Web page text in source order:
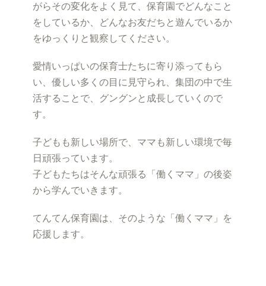
がらその変化をよく見て、保育園でどんなこと
をしているか、どんなお友だちと遊んでいるか
をゆっくりと観察してください。
愛情いっぱいの保育士たちに寄り添ってもら
い、優しい多くの目に見守られ、集団の中で生
活することで、グングンと成長していくので
す。
子どもも新しい場所で、ママも新しい環境で毎
日頑張っています。
子どもたちはそんな頑張る「働くママ」の後姿
から学んでいきます。
てんてん保育園は、そのような「働くママ」を
応援します。